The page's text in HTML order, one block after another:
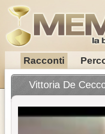
Racconti
Vittoria De